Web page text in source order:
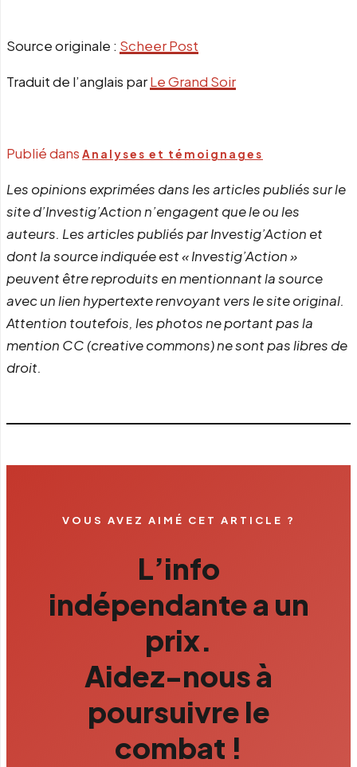
Source originale : Scheer Post
Traduit de l’anglais parLe Grand Soir
Publié dans Analyses et témoignages
Les opinions exprimées dans les articles publiés sur le
site d’Investig’Action n’engagent que le ou les
auteurs. Les articles publiés par Investig’Action et
dont la source indiquée est « Investig’Action »
peuvent être reproduits en mentionnant la source
avec un lien hypertexte renvoyant vers le site original.
Attention toutefois, les photos ne portant pas la
mention CC (creative commons) ne sont pas libres de
droit.
VOUS AVEZ AIMÉ CET ARTICLE ?
L’info
indépendante a un
prix.
Aidez-nous à
poursuivre le
combat !